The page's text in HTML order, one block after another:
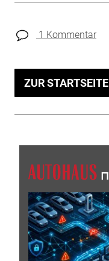
1 Kommentar
ZUR STARTSEITE